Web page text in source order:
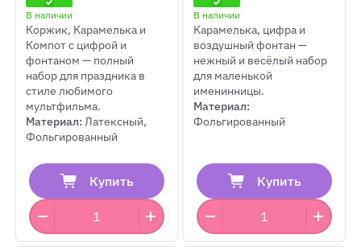
В наличии
Коржик, Карамелька и
Компот с цифрой и
фонтаном — полный
набор для праздника в
стиле любимого
мультфильма.
Материал:Латексный,
Фольгированный
Купить
В наличии
Карамелька, цифра и
воздушный фонтан —
нежный и весёлый набор
для маленькой
именинницы.
Материал:
Фольгированный
Купить